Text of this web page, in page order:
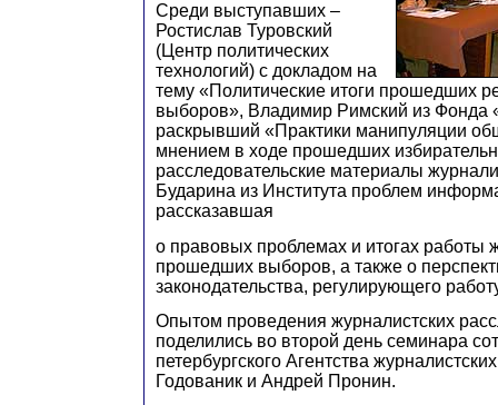
Среди выступавших –
Ростислав Туровский
(Центр политических
технологий) с докладом на
тему «Политические итоги прошедших
выборов», Владимир Римский из
раскрывший «Практики манипуляции
мнением в ходе прошедших
расследовательские материалы
Бударина из Института проблем
рассказавшая
о правовых проблемах и итогах работы
прошедших выборов, а также о
законодательства, регулирующего
Опытом проведения журналистских
поделились во второй день семинара
петербургского Агентства
Годованик и Андрей Пронин.